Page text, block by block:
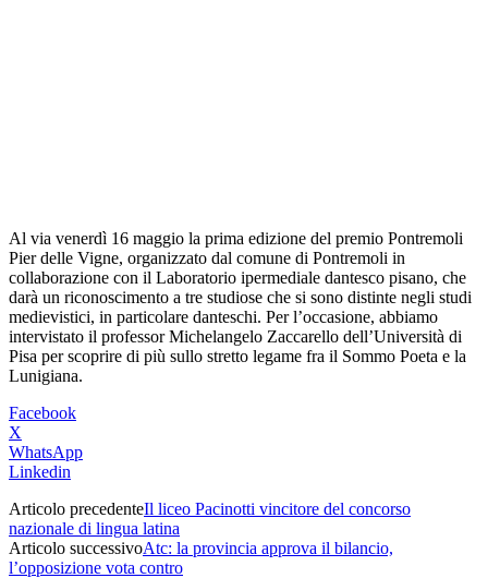
Al via venerdì 16 maggio la prima edizione del premio Pontremoli
Pier delle Vigne, organizzato dal comune di Pontremoli in
collaborazione con il Laboratorio ipermediale dantesco pisano, che
darà un riconoscimento a tre studiose che si sono distinte negli studi
medievistici, in particolare danteschi. Per l’occasione, abbiamo
intervistato il professor Michelangelo Zaccarello dell’Università di
Pisa per scoprire di più sullo stretto legame fra il Sommo Poeta e la
Lunigiana.
Facebook
X
WhatsApp
Linkedin
Articolo precedenteIl liceo Pacinotti vincitore del concorso
nazionale di lingua latina
Articolo successivoAtc: la provincia approva il bilancio,
l’opposizione vota contro